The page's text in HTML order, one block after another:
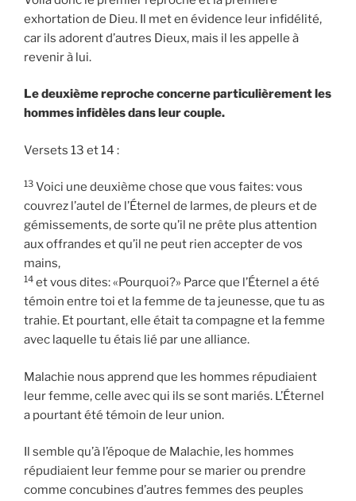
exhortation de Dieu. Il met en évidence leur infidélité,
car ils adorent d’autres Dieux, mais il les appelle à
revenir à lui.
Le deuxième reproche concerne particulièrement les
hommes infidèles dans leur couple.
Versets 13 et 14 :
13 Voici une deuxième chose que vous faites: vous
couvrez l’autel de l’Éternel de larmes, de pleurs et de
gémissements, de sorte qu’il ne prête plus attention
aux offrandes et qu’il ne peut rien accepter de vos
mains,
14 et vous dites: «Pourquoi?» Parce que l’Éternel a été
témoin entre toi et la femme de ta jeunesse, que tu as
trahie. Et pourtant, elle était ta compagne et la femme
avec laquelle tu étais lié par une alliance.
Malachie nous apprend que les hommes répudiaient
leur femme, celle avec qui ils se sont mariés. L’Éternel
a pourtant été témoin de leur union.
Il semble qu’à l’époque de Malachie, les hommes
répudiaient leur femme pour se marier ou prendre
comme concubines d’autres femmes des peuples